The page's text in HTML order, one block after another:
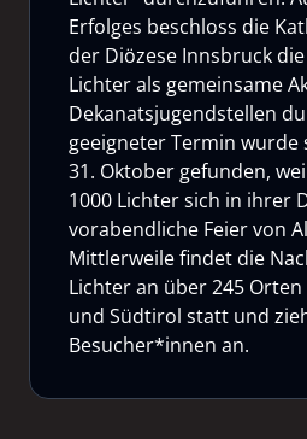
Erfolges beschloss die
der Diözese Innsbruck
Lichter als gemeinsame
Dekanatsjugendstellen
geeigneter Termin wurde
31. Oktober gefunden,
1000 Lichter sich in ihrer
vorabendliche Feier von
Mittlerweile findet die
Lichter an über 245
und Südtirol statt und
Besucher*innen an.